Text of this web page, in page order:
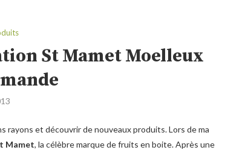
St Mamet Moelleux
rayons et découvrir de nouveaux produits. Lors de ma
Mamet, la célèbre marque de fruits en boite. Après une